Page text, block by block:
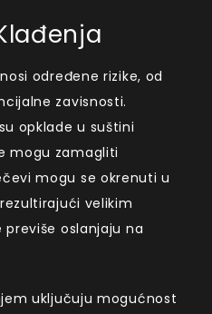
određene rizike, od
zavisnosti.
opklade u suštini
mogu zamagliti
mogu se okrenuti u
velikim
oslanjaju na
uključuju mogućnost